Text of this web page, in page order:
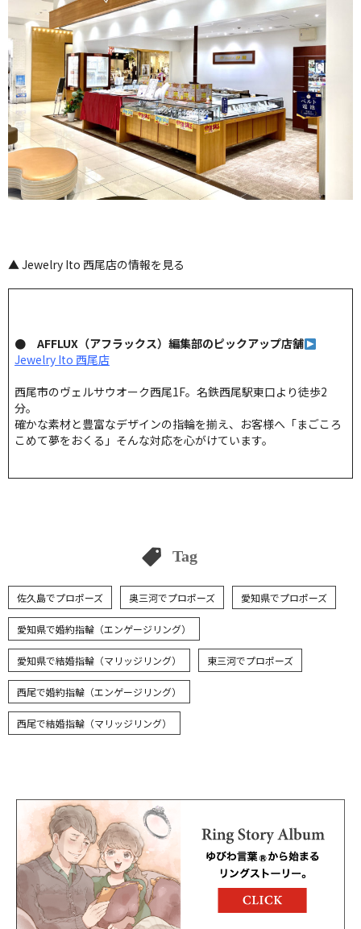
▲ Jewelry Ito 西尾店の情報を見る
● AFFLUX（アフラックス）編集部のピックアップ店舗
Jewelry Ito 西尾店
西尾市のヴェルサウオーク西尾1F。名鉄西尾駅東口より徒歩2
分。
確かな素材と豊富なデザインの指輪を揃え、お客様へ「まごころ
こめて夢をおくる」そんな対応を心がけています。
Tag
佐久島でプロポーズ 奥三河でプロポーズ 愛知県でプロポーズ
愛知県で婚約指輪（エンゲージリング）
愛知県で結婚指輪（マリッジリング） 東三河でプロポーズ
西尾で婚約指輪（エンゲージリング）
西尾で結婚指輪（マリッジリング）